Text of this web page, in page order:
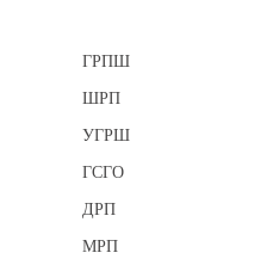
ГРПШ
ШРП
УГРШ
ГСГО
ДРП
МРП